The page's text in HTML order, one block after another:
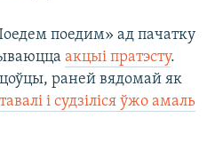
поедим» ад пачатку
акцыі пратэсту.
раней вядомай як
і судзіліся ўжо амаль